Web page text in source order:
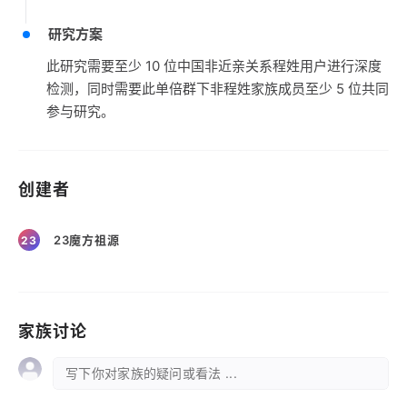
研究方案
此研究需要至少 10 位中国非近亲关系程姓用户进行深度
检测，同时需要此单倍群下非程姓家族成员至少 5 位共同
参与研究。
创建者
23 23魔方祖源
家族讨论
写下你对家族的疑问或看法 ...